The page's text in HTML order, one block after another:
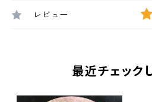
レビュー
最近チェック